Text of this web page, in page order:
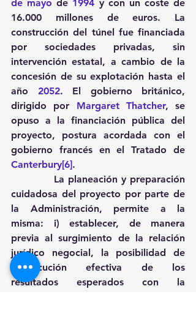
de mayo de 1994 y con un coste de
16.000 millones de euros. La
construcción del túnel fue financiada
por sociedades privadas, sin
intervención estatal, a cambio de la
concesión de su explotación hasta el
año 2052. El gobierno británico,
dirigido por Margaret Thatcher, se
opuso a la financiación pública del
proyecto, postura acordada con el
Canterbury[6].
cuidadosa del proyecto por parte de
la Administración, permite a la
misma: i) establecer, de manera
previa al surgimiento de la relación
jurídico negocial, la posibilidad de
consecución efectiva de los
resultados esperados con la